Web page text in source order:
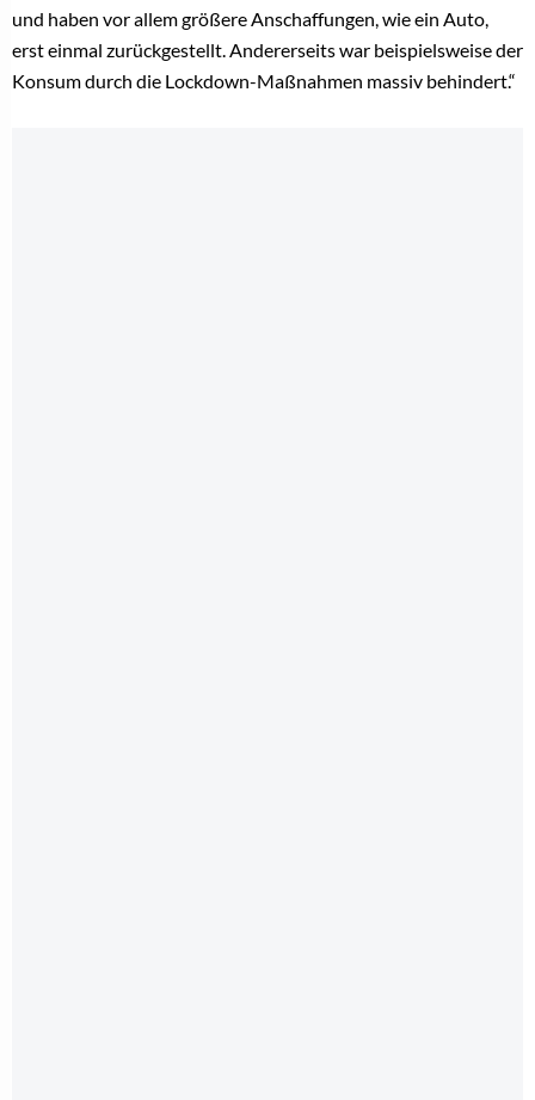
und haben vor allem größere Anschaffungen, wie ein Auto,
erst einmal zurückgestellt. Andererseits war beispielsweise der
Konsum durch die Lockdown-Maßnahmen massiv behindert.“